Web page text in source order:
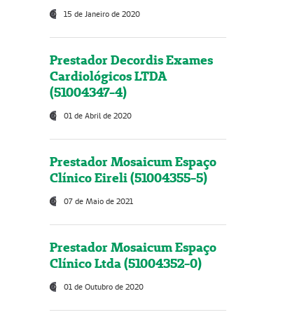
15 de Janeiro de 2020
Prestador Decordis Exames
Cardiológicos LTDA
(51004347-4)
01 de Abril de 2020
Prestador Mosaicum Espaço
Clínico Eireli (51004355-5)
07 de Maio de 2021
Prestador Mosaicum Espaço
Clínico Ltda (51004352-0)
01 de Outubro de 2020